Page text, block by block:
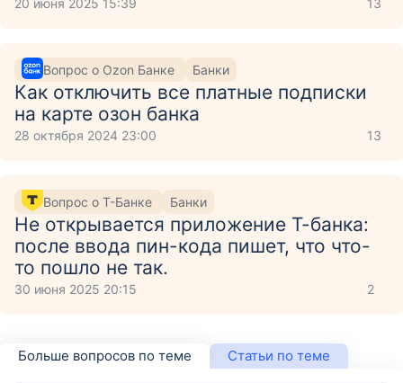
20 июня 2025 15:39 13
Вопрос о Ozon Банке Банки
Как отключить все платные подписки
на карте озон банка
28 октября 2024 23:00 13
Вопрос о Т-Банке Банки
Не открывается приложение Т-банка:
после ввода пин-кода пишет, что что-
то пошло не так.
30 июня 2025 20:15 2
Больше вопросов по теме Статьи по теме